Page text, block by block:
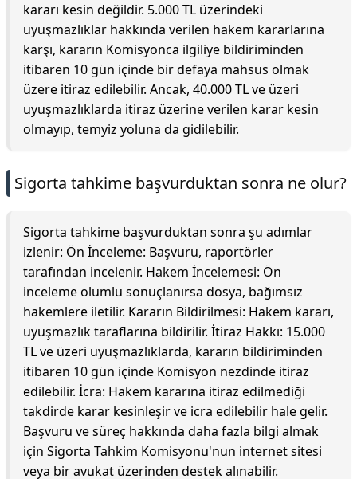
kararı kesin değildir. 5.000 TL üzerindeki
uyuşmazlıklar hakkında verilen hakem kararlarına
karşı, kararın Komisyonca ilgiliye bildiriminden
itibaren 10 gün içinde bir defaya mahsus olmak
üzere itiraz edilebilir. Ancak, 40.000 TL ve üzeri
uyuşmazlıklarda itiraz üzerine verilen karar kesin
olmayıp, temyiz yoluna da gidilebilir.
Sigorta tahkime başvurduktan sonra ne olur?
Sigorta tahkime başvurduktan sonra şu adımlar
izlenir: Ön İnceleme: Başvuru, raportörler
tarafından incelenir. Hakem İncelemesi: Ön
inceleme olumlu sonuçlanırsa dosya, bağımsız
hakemlere iletilir. Kararın Bildirilmesi: Hakem kararı,
uyuşmazlık taraflarına bildirilir. İtiraz Hakkı: 15.000
TL ve üzeri uyuşmazlıklarda, kararın bildiriminden
itibaren 10 gün içinde Komisyon nezdinde itiraz
edilebilir. İcra: Hakem kararına itiraz edilmediği
takdirde karar kesinleşir ve icra edilebilir hale gelir.
Başvuru ve süreç hakkında daha fazla bilgi almak
için Sigorta Tahkim Komisyonu'nun internet sitesi
veya bir avukat üzerinden destek alınabilir.